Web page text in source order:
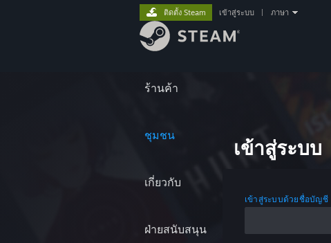
ร้านค้า
ชุมชน
เกี่ยวกับ
ฝ่ายสนับสนุน
ติดตั้ง Steam เข้าสู่ระบบ ภาษา
เข้าสู่ระบบ
เข้าสู่ระบบด้วยชื่อบัญชี